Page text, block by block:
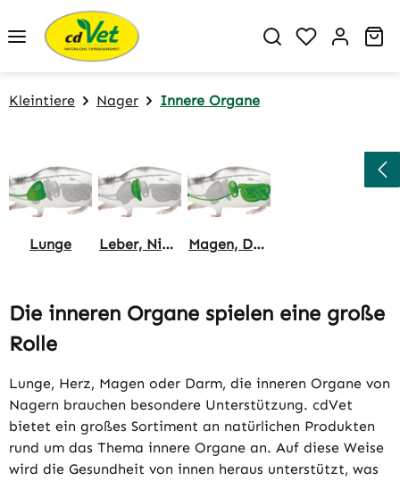
Zum Hauptinhalt springen
Du hast 0
Kleintiere Nager Innere Organe
Lunge Leber, Nieren Magen, Darm
Die inneren Organe spielen eine große
Rolle
Lunge, Herz, Magen oder Darm, die inneren Organe von
Nagern brauchen besondere Unterstützung. cdVet
bietet ein großes Sortiment an natürlichen Produkten
rund um das Thema innere Organe an. Auf diese Weise
wird die Gesundheit von innen heraus unterstützt, was